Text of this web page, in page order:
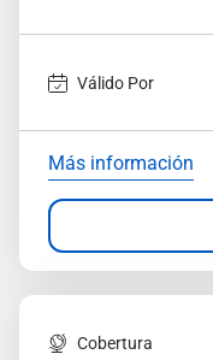
Válido Por
Más información
Cobertura